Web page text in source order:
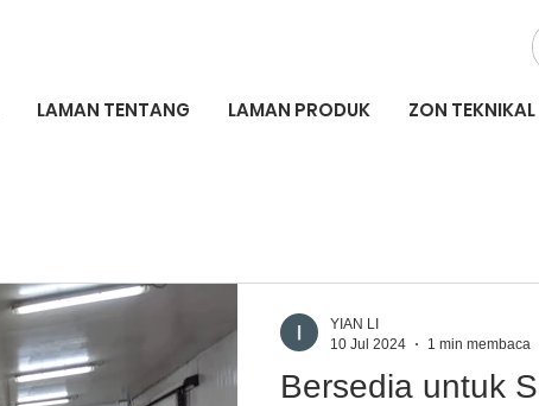
LAMAN TENTANG LAMAN PRODUK ZON TEKNIKAL
Bersedia untuk
YIAN LI
10 Jul 2024
1 min membaca